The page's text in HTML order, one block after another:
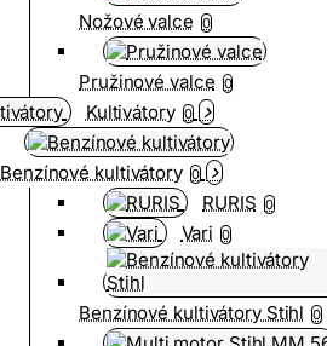
Nožové valce 0
Pružinové valce 0
Kultivátory 0
Benzínové kultivátory 0
RURIS 0
Vari 0
Benzínové kultivátory Stihl 0